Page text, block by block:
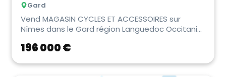
Gard
Vend MAGASIN CYCLES ET ACCESSOIRES sur
Nîmes dans le Gard région Languedoc Occitanie.
196 000 €